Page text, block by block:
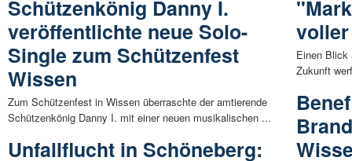
Schützenkönig Danny I.
veröffentlichte neue Solo-
Single zum Schützenfest
Wissen
Zum Schützenfest in Wissen überraschte der amtierende
Schützenkönig Danny I. mit einer neuen musikalischen ...
Unfallflucht in Schöneberg:
Einen Blick
Zukunft